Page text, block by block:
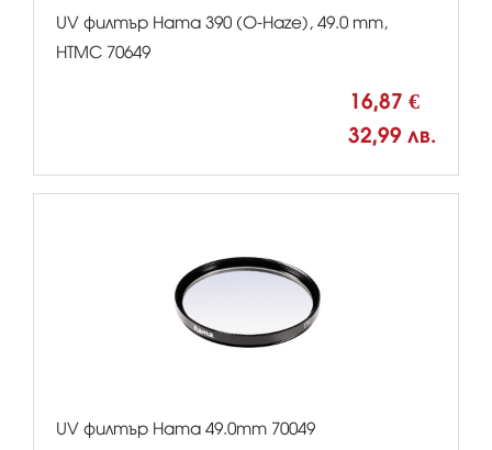
UV филтър Hama 390 (O-Haze), 49.0 mm,
HTMC 70649
16,87 €
32,99 лв.
UV филтър Hama 49.0mm 70049